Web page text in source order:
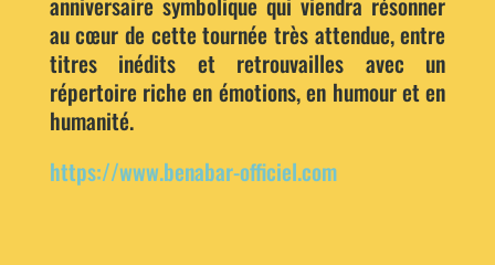
au cœur de cette tournée très attendue, entre
titres inédits et retrouvailles avec un
répertoire riche en émotions, en humour et en
humanité.
https://www.benabar-officiel.com